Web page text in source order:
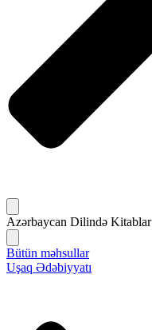
Azərbaycan Dilində Kitablar
Bütün məhsullar
Uşaq Ədəbiyyatı